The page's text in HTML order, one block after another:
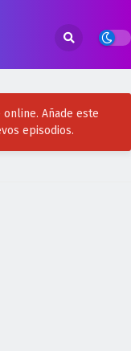
Añade este
episodios.